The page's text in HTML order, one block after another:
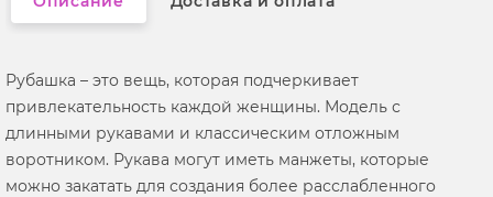
Рубашка – это вещь, которая подчеркивает
привлекательность каждой женщины. Модель с
длинными рукавами и классическим отложным
воротником. Рукава могут иметь манжеты, которые
можно закатать для создания более расслабленного